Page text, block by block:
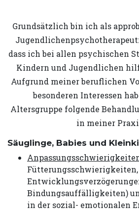
Grundsätzlich bin ich als
dass ich bei allen psychischen
Kindern und Jugendlichen
Aufgrund meiner beruflichen
besonderen Interessen
Altersgruppe folgende
in meiner
Säuglinge, Babies und
Fütterungsschwierigkeiten,
Bindungsauffälligkeiten)
in der sozial- emotionalen